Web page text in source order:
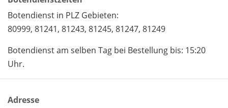
Botendienst in PLZ Gebieten:
80999, 81241, 81243, 81245, 81247, 81249
Botendienst am selben Tag bei Bestellung bis: 15:20
Uhr.
Adresse